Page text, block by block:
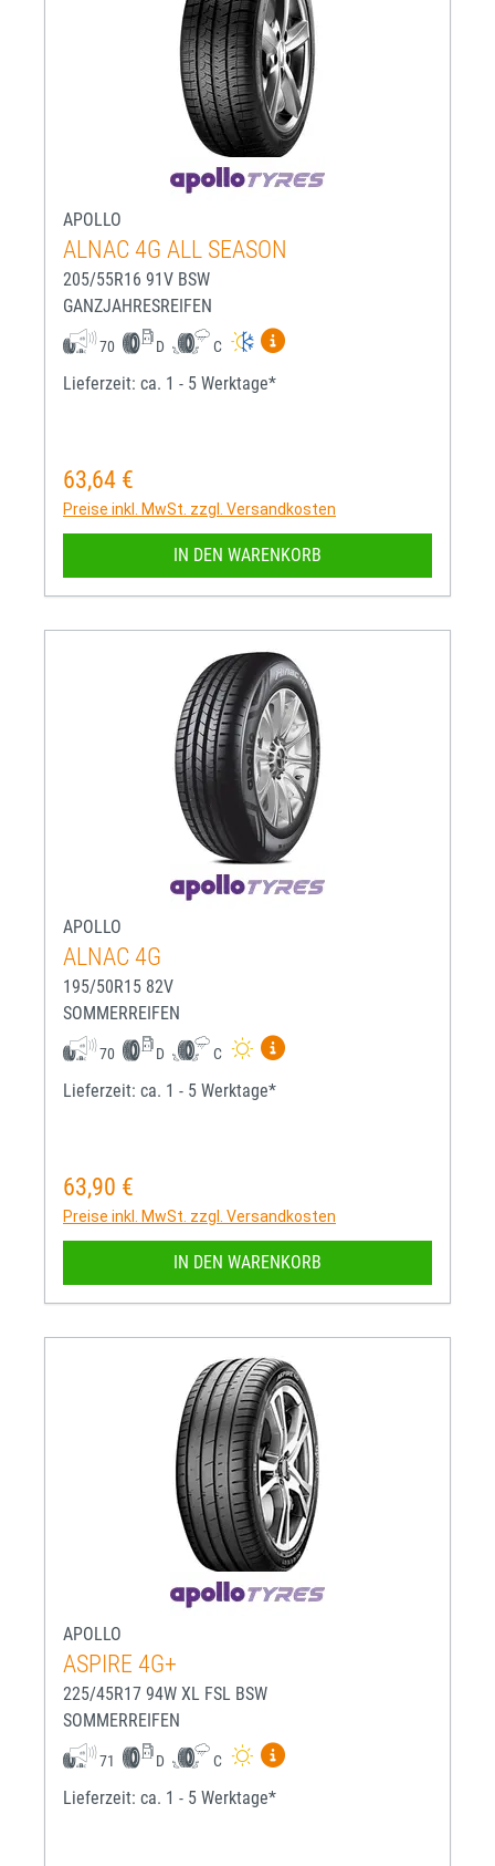
APOLLO
ALNAC 4G ALL SEASON
205/55R16 91V BSW
GANZJAHRESREIFEN
70 D C
Mehr Informationen zum
Lieferzeit: ca. 1 - 5 Werktage*
Regulärer Preis:
63,64 €
Preise inkl. MwSt. zzgl. Versandkosten
IN DEN WARENKORB
APOLLO
ALNAC 4G
195/50R15 82V
SOMMERREIFEN
70 D C
Mehr Informationen zum
Lieferzeit: ca. 1 - 5 Werktage*
Regulärer Preis:
63,90 €
Preise inkl. MwSt. zzgl. Versandkosten
IN DEN WARENKORB
APOLLO
ASPIRE 4G+
225/45R17 94W XL FSL BSW
SOMMERREIFEN
71 D C
Mehr Informationen zum
Lieferzeit: ca. 1 - 5 Werktage*